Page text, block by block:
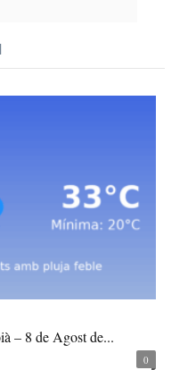
– 8 de Agost de...
0